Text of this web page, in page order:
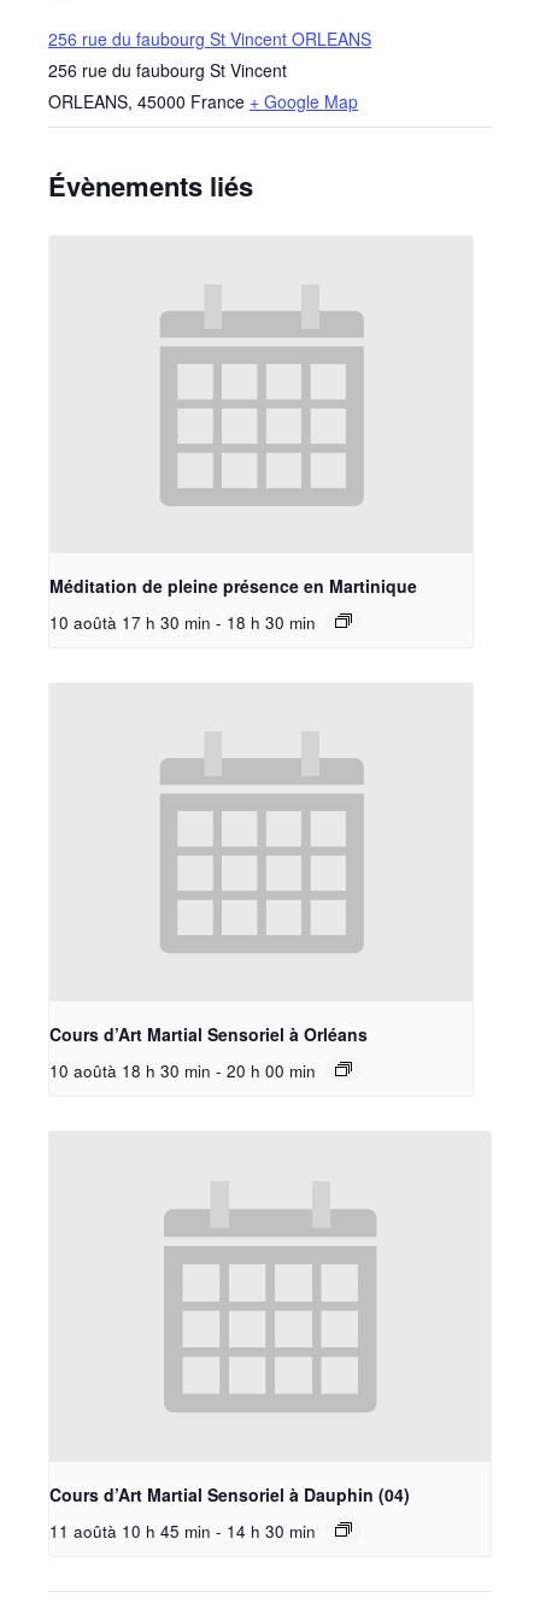
256 rue du faubourg St Vincent ORLEANS
256 rue du faubourg St Vincent
ORLEANS, 45000 France + Google Map
Évènements liés
Méditation de pleine présence en Martinique
10 aoûtà 17 h 30 min - 18 h 30 min
Cours d’Art Martial Sensoriel à Orléans
10 aoûtà 18 h 30 min - 20 h 00 min
Cours d’Art Martial Sensoriel à Dauphin (04)
11 aoûtà 10 h 45 min - 14 h 30 min